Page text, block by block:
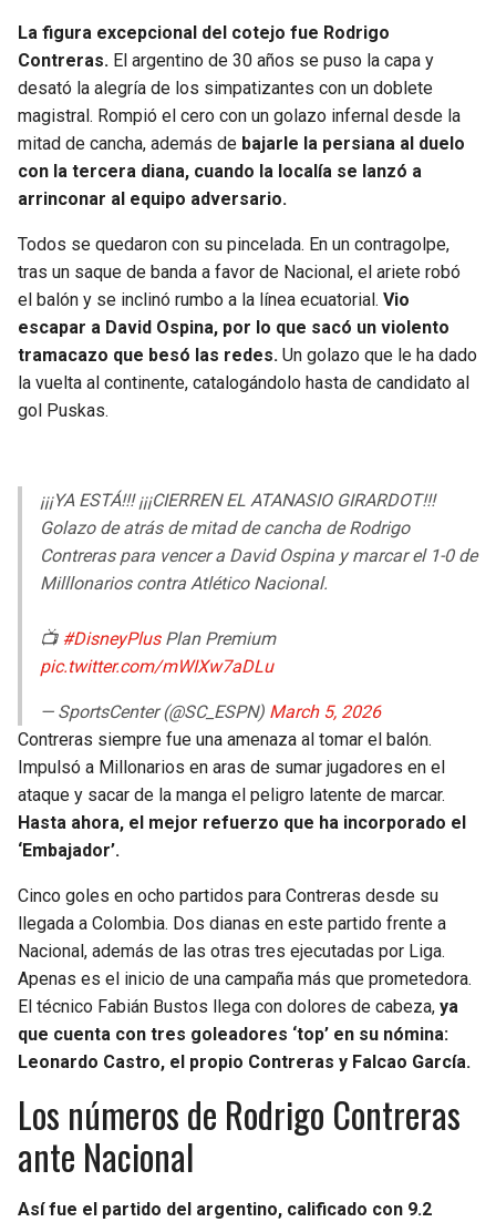
La figura excepcional del cotejo fue Rodrigo
Contreras. El argentino de 30 años se puso la capa y
desató la alegría de los simpatizantes con un doblete
magistral. Rompió el cero con un golazo infernal desde la
mitad de cancha, además de bajarle la persiana al duelo
con la tercera diana, cuando la localía se lanzó a
arrinconar al equipo adversario.
Todos se quedaron con su pincelada. En un contragolpe,
tras un saque de banda a favor de Nacional, el ariete robó
el balón y se inclinó rumbo a la línea ecuatorial. Vio
escapar a David Ospina, por lo que sacó un violento
tramacazo que besó las redes. Un golazo que le ha dado
la vuelta al continente, catalogándolo hasta de candidato al
gol Puskas.
¡¡¡YA ESTÁ!!! ¡¡¡CIERREN EL ATANASIO GIRARDOT!!!
Golazo de atrás de mitad de cancha de Rodrigo
Contreras para vencer a David Ospina y marcar el 1-0 de
Milllonarios contra Atlético Nacional.
📺 #DisneyPlusPlan Premium
pic.twitter.com/mWIXw7aDLu
— SportsCenter (@SC_ESPN) March 5, 2026
Contreras siempre fue una amenaza al tomar el balón.
Impulsó a Millonarios en aras de sumar jugadores en el
ataque y sacar de la manga el peligro latente de marcar.
Hasta ahora, el mejor refuerzo que ha incorporado el
‘Embajador’.
Cinco goles en ocho partidos para Contreras desde su
llegada a Colombia. Dos dianas en este partido frente a
Nacional, además de las otras tres ejecutadas por Liga.
Apenas es el inicio de una campaña más que prometedora.
El técnico Fabián Bustos llega con dolores de cabeza, ya
que cuenta con tres goleadores ‘top’ en su nómina:
Leonardo Castro, el propio Contreras y Falcao García.
Los números de Rodrigo Contreras
ante Nacional
Así fue el partido del argentino, calificado con 9.2